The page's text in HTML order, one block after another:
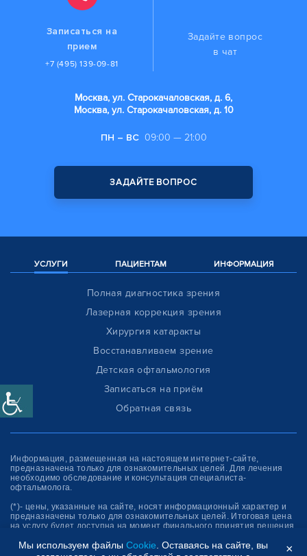
Записаться на
прием
+7 (495) 139-09-81
Задайте вопрос
в чат
Москва, ул. Старокачаловская, д. 6,
Москва, ул. Старокачаловская, д. 10
ПН – ВС 09:00 — 21:00
ЗАДАЙТЕ ВОПРОС
УСЛУГИ ПАЦИЕНТАМ ИНФОРМАЦИЯ
Полная диагностика зрения
Лазерная коррекция зрения
Хирургия катаракты
Восстанавливаем зрение
Детская офтальмология
Записаться на приём
Обратная связь
Информация, размещенная на настоящем интернет-сайте,
предназначена только для ознакомитель­ных целей. Для лечения
необходимо обследование и консультация специалиста-
офтальмолога.
(*)- цены, указанные на сайте, носят информационный характер и
предназначены только для ознакомительных целей. Итоговая цена
на услугу будет доступна на момент финального принятия решения
Мы используем файлы Cookie . Оставаясь на сайте, вы
×